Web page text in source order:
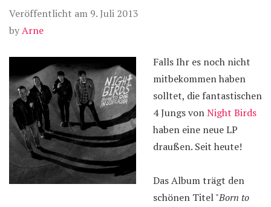
Veröffentlicht am 9. Juli 2013
byArne
Falls Ihr es noch nicht
mitbekommen haben
solltet, die fantastischen
4 Jungs vonNight Birds
haben eine neue LP
draußen. Seit heute!
Das Album trägt den
schönen Titel "Born to